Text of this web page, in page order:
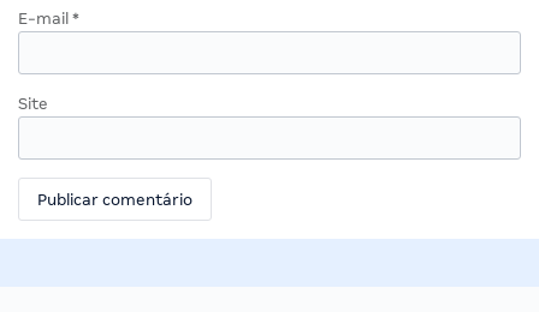
E-mail *
Site